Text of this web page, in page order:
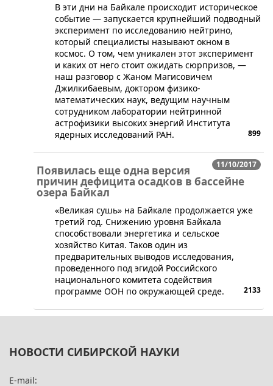
​В эти дни на Байкале происходит историческое
событие — запускается крупнейший подводный
эксперимент по исследованию нейтрино,
который специалисты называют окном в
космос. О том, чем уникален этот эксперимент
и каких от него стоит ожидать сюрпризов, —
наш разговор с Жаном Магисовичем
Джилкибаевым, доктором физико-
математических наук, ведущим научным
сотрудником лаборатории нейтринной
астрофизики высоких энергий Института
ядерных исследований РАН.
899
11/10/2017
Появилась еще одна версия
причин дефицита осадков в бассейне
озера Байкал
«Великая сушь» на Байкале продолжается уже
третий год. Снижению уровня Байкала
способствовали энергетика и сельское
хозяйство Китая. Таков один из
предварительных выводов исследования,
проведенного под эгидой Российского
национального комитета содействия
программе ООН по окружающей среде.
2133
НОВОСТИ СИБИРСКОЙ НАУКИ
E-mail: